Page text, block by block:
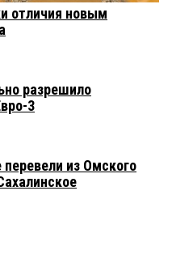
отличия новым
разрешило
3
из Омского